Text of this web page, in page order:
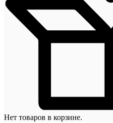
Нет товаров в корзине.